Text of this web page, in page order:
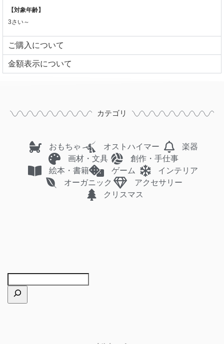
【対象年齢】
3さい～
ご購入について
⾦額表⽰について
カテゴリ
おもちゃ オストハイマー
楽器
画材・文具
創作・手仕事
絵本・書籍
ゲーム
インテリア
オーガニック
アクセサリー
クリスマス